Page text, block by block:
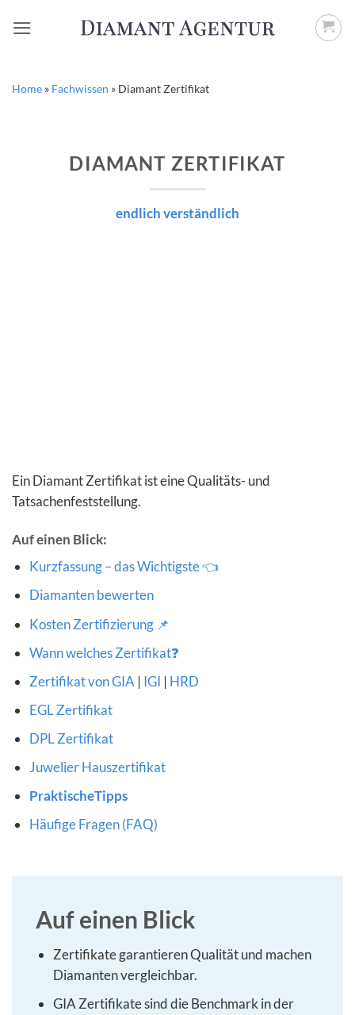
Inhalt
Home » Fachwissen » Diamant Zertifikat
DIAMANT ZERTIFIKAT
endlich verständlich
Ein Diamant Zertifikat ist eine Qualitäts- und
Tatsachenfeststellung.
Auf einen Blick:
Kurzfassung – das Wichtigste 👈
Diamanten bewerten
Kosten Zertifizierung 📌
Wann welches Zertifikat❓
Zertifikat von GIA | IGI | HRD
EGL Zertifikat
DPL Zertifikat
Juwelier Hauszertifikat
PraktischeTipps
Häufige Fragen (FAQ)
Auf einen Blick
Zertifikate garantieren Qualität und machen
Diamanten vergleichbar.
GIA Zertifikate sind die Benchmark in der